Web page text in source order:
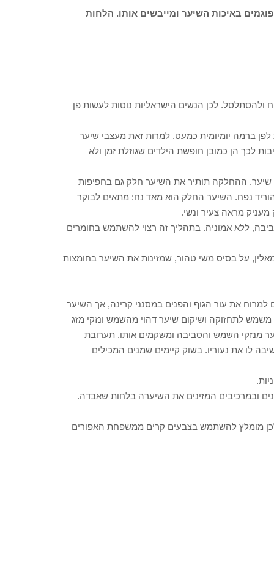
באיכות השיער ומייבשים אותו. הלחות
ולהסתלסל. לכן הנשים הישראליות נוטות לעשות פן
ברמה יומיומית כמעט. למרות זאת מעצבי שיער
לכך הן כמובן חופשת הילדים שגוזלת זמן ולא
ההחלקה תותיר את השיער חלק גם בחפיפות
נפח. השיער החלק הוא מאד נח: מתאים לבוקר
מראה צעיר ונשי.
ללא אמוניה. בתהליך זה רצוי להשתמש בחומרים
על בסיס משי טהור, שמזינות את השיער בחומצות
למרוח את עור הגוף והפנים במסנני קרינה, אך השיער
לתחזוקה ושיקום שיער דהוי מהשמש ונזקי מזג
מנזקי השמש והסביבה ומשקמים אותו. תערובת
לו את נעוריו. בשוק קיימים שמנים המכילים
ובמרכיבים המזינים את השיערה בלחות שאבדה.
מומלץ להשתמש בצבעים קרים ממשפחת האפורים